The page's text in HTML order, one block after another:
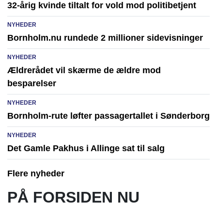
32-årig kvinde tiltalt for vold mod politibetjent
NYHEDER
Bornholm.nu rundede 2 millioner sidevisninger
NYHEDER
Ældrerådet vil skærme de ældre mod
besparelser
NYHEDER
Bornholm-rute løfter passagertallet i Sønderborg
NYHEDER
Det Gamle Pakhus i Allinge sat til salg
Flere nyheder
PÅ FORSIDEN NU